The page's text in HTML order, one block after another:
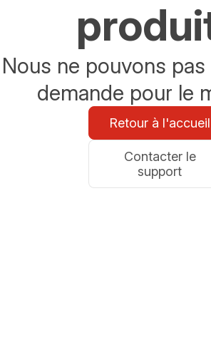
Nous ne pouvons
demande pour le
Retour à l'accueil
Contacter le
support